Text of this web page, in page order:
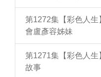
第1272集【彩色人
會盧彥容姊妹
第1271集【彩色人
故事